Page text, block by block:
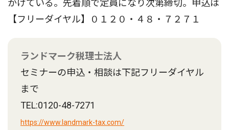
かけている。先着順で定員になり次第締切。申込は
【フリーダイヤル】０１２０・４８・７２７１
ランドマーク税理士法人
セミナーの申込・相談は下記フリーダイヤル
まで
TEL:0120-48-7271
https://www.landmark-tax.com/